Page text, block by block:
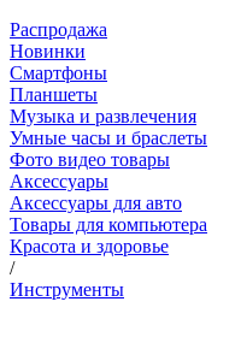
Распродажа
Новинки
Смартфоны
Планшеты
Музыка и развлечения
Умные часы и браслеты
Фото видео товары
Аксессуары
Аксессуары для авто
Товары для компьютера
Красота и здоровье
/
Инструменты